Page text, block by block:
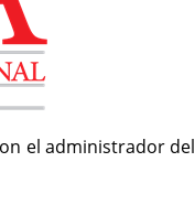
el administrador del